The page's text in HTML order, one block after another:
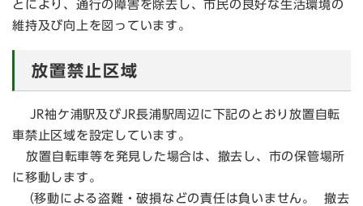
とにより、通行の障害を除去し、市民の良好な生活環境の
維持及び向上を図っています。
放置禁止区域
JR袖ケ浦駅及びJR長浦駅周辺に下記のとおり放置自転
車禁止区域を設定しています。
放置自転車等を発見した場合は、撤去し、市の保管場所
に移動します。
（移動による盗難・破損などの責任は負いません。 撤去